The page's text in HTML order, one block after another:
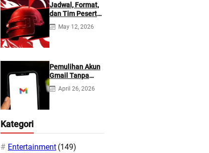
Jadwal, Format,
dan Tim Peserta
Main Event PMIO
2026
May 12, 2026
Pemulihan Akun
Gmail Tanpa
Kontak
Tambahan
April 26, 2026
Kategori
Entertainment (149)